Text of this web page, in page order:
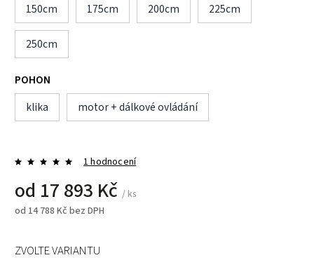
150cm
175cm 200cm 225cm
250cm
POHON
klika
motor + dálkové ovládání
1 hodnocení
od 17 893 Kč / ks
od 14 788 Kč bez DPH
ZVOLTE VARIANTU